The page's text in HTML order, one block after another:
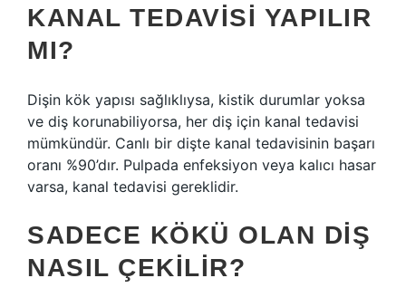
KANAL TEDAVISI YAPILIR
MI?
Dişin kök yapısı sağlıklıysa, kistik durumlar yoksa
ve diş korunabiliyorsa, her diş için kanal tedavisi
mümkündür. Canlı bir dişte kanal tedavisinin başarı
oranı %90’dır. Pulpada enfeksiyon veya kalıcı hasar
varsa, kanal tedavisi gereklidir.
SADECE KÖKÜ OLAN DIŞ
NASIL ÇEKILIR?